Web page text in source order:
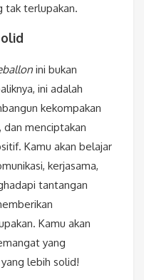
tak terlupakan.
ini bukan
ini adalah
kekompakan
dan menciptakan
Kamu akan belajar
kerjasama,
tantangan
Kamu akan
yang
lebih solid!